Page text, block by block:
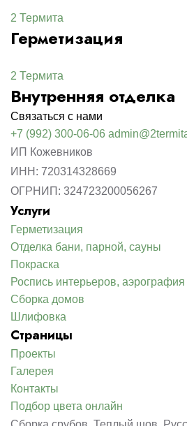
2 Термита
Герметизация
2 Термита
Внутренняя отделка
Связаться с нами
+7 (992) 300-06-06
ИП Кожевников
ИНН: 720314328669
ОГРНИП: 324723200056267
Услуги
Герметизация
Отделка бани, парной, сауны
Покраска
Роспись интерьеров, аэрография
Сборка домов
Шлифовка
Страницы
Проекты
Галерея
Контакты
Подбор цвета онлайн